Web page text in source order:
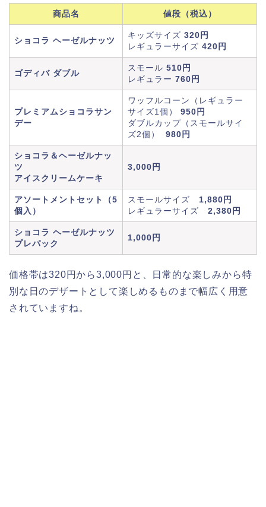
商品名 値段（税込）
ショコラ ヘーゼルナッツ
キッズサイズ 320円
レギュラーサイズ 420円
ゴディバ ダブル
スモール 510円
レギュラー 760円
プレミアムショコラサン
デー
ワッフルコーン（レギュラー
サイズ1個） 950円
ダブルカップ（スモールサイ
ズ2個） 980円
ショコラ＆ヘーゼルナッ
ツ
アイスクリームケーキ
3,000円
アソートメントセット（5
個入）
スモールサイズ 1,880円
レギュラーサイズ 2,380円
ショコラ ヘーゼルナッツ
プレパック
1,000円
価格帯は320円から3,000円と、日常的な楽しみから特
別な日のデザートとして楽しめるものまで幅広く用意
されていますね。